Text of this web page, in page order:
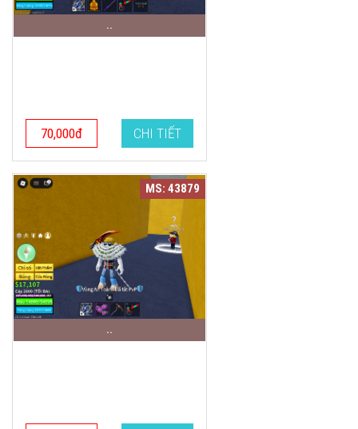
..
70,000đ CHI TIẾT
MS: 43879
..